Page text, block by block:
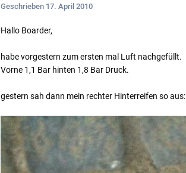
Geschrieben 17. April 2010
Hallo Boarder,
habe vorgestern zum ersten mal Luft nachgefüllt.
Vorne 1,1 Bar hinten 1,8 Bar Druck.
gestern sah dann mein rechter Hinterreifen so aus: